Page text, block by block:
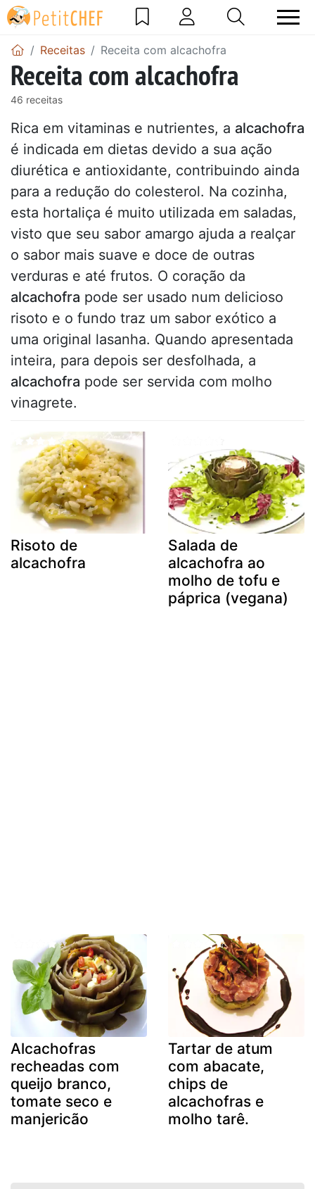
Receitas Receita com alcachofra
Receita com alcachofra
46 receitas
Rica em vitaminas e nutrientes, a alcachofra
é indicada em dietas devido a sua ação
diurética e antioxidante, contribuindo ainda
para a redução do colesterol. Na cozinha,
esta hortaliça é muito utilizada em saladas,
visto que seu sabor amargo ajuda a realçar
o sabor mais suave e doce de outras
verduras e até frutos. O coração da
alcachofra pode ser usado num delicioso
risoto e o fundo traz um sabor exótico a
uma original lasanha. Quando apresentada
inteira, para depois ser desfolhada, a
alcachofra pode ser servida com molho
vinagrete.
Risoto de
alcachofra
Salada de
alcachofra ao
molho de tofu e
páprica (vegana)
Alcachofras
recheadas com
queijo branco,
tomate seco e
manjericão
Tartar de atum
com abacate,
chips de
alcachofras e
molho tarê.